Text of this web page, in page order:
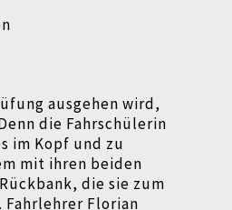
ausgehen wird,
die Fahrschülerin
im Kopf und zu
mit ihren beiden
die sie zum
Florian